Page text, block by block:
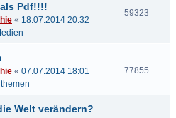
Pdf!!!!
« 18.07.2014 20:32
59323
« 07.07.2014 18:01
77855
Welt verändern?